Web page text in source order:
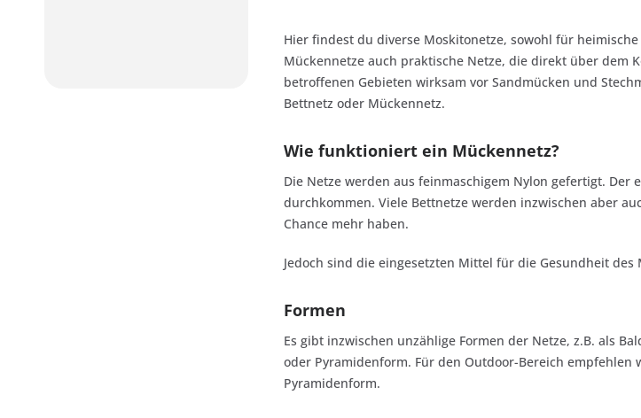
Hier findest du diverse Moskitonetze, sowohl für
Mückennetze auch praktische Netze, die direkt über dem
betroffenen Gebieten wirksam vor Sandmücken und
Bettnetz oder Mückennetz.
Wie funktioniert ein Mückennetz?
Die Netze werden aus feinmaschigem Nylon gefertigt.
durchkommen. Viele Bettnetze werden inzwischen aber
Chance mehr haben.
Jedoch sind die eingesetzten Mittel für die Gesundheit
Formen
Es gibt inzwischen unzählige Formen der Netze, z.B. als
oder Pyramidenform. Für den Outdoor-Bereich
Pyramidenform.